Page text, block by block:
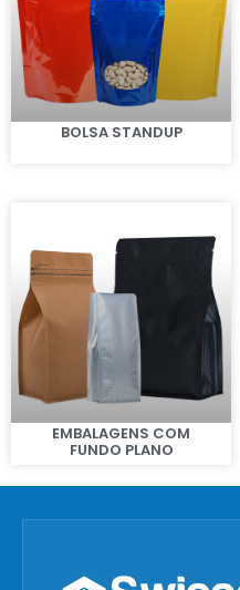
BOLSA STANDUP
EMBALAGENS COM
FUNDO PLANO